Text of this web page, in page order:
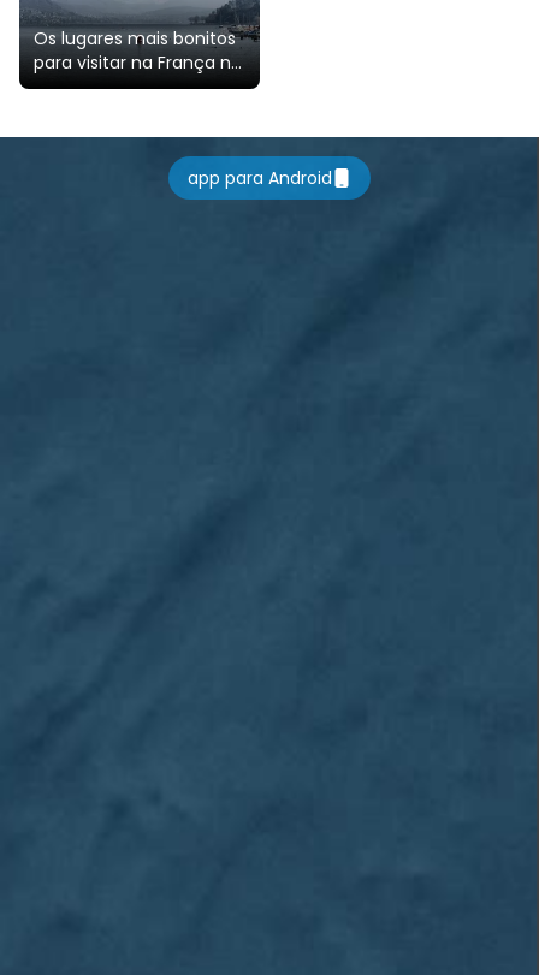
Os lugares mais bonitos
para visitar na França no
inverno
app para Android